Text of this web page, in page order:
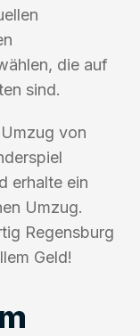
die auf
sind.
von
erhalte ein
Umzug.
Regensburg
Geld!